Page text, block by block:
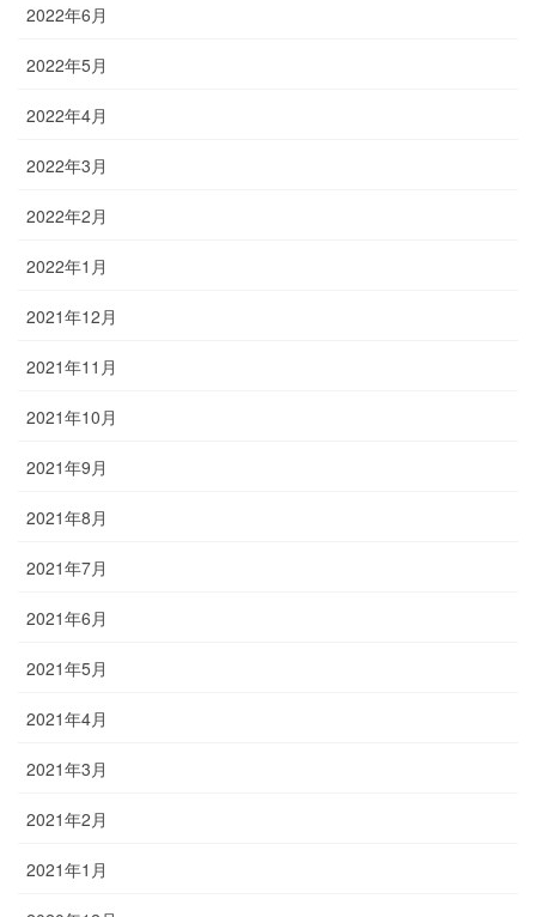
2022年6月
2022年5月
2022年4月
2022年3月
2022年2月
2022年1月
2021年12月
2021年11月
2021年10月
2021年9月
2021年8月
2021年7月
2021年6月
2021年5月
2021年4月
2021年3月
2021年2月
2021年1月